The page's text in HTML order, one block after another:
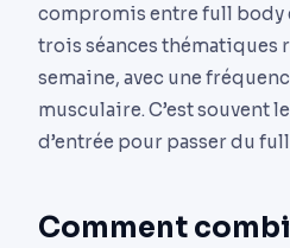
compromis entre full body
trois séances thématiques
semaine, avec une
musculaire. C’est souvent
d’entrée pour passer du
Comment